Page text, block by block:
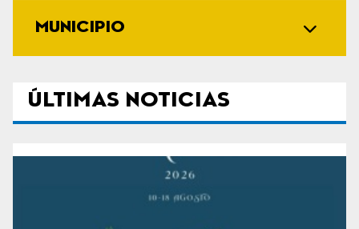
MUNICIPIO
ÚLTIMAS NOTICIAS